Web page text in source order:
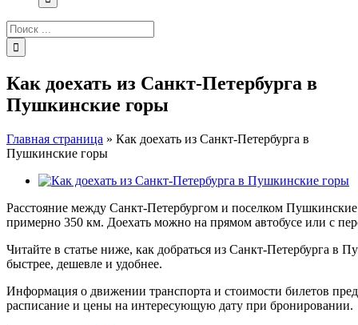
Результат
поиска:
Как доехать из Санкт-Петербурга в
Пушкинские горы
Главная страница » Как доехать из Санкт-Петербурга в
Пушкинские горы
View
Image
Расстояние между Санкт-Петербургом и поселком
примерно 350 км. Доехать можно на прямом автобусе или с
Читайте в статье ниже, как добраться из Санкт-Петербурга в
быстрее, дешевле и удобнее.
Информация о движении транспорта и стоимости билетов
расписание и цены на интересующую дату при бронировании.